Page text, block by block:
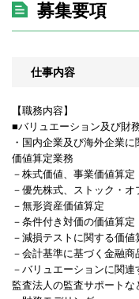
募集要項
仕事内容
【職務内容】
■バリュエーション及び財
・国内企業及び海外企業
価値算定業務
－株式価値、事業価値算定
－優先株式、ストック・
－無形資産価値算定
－条件付き対価の価値算定
－減損テストに関する価値
－会計基準に基づく金融
－バリュエーションに関
監査法人の監査サポートな